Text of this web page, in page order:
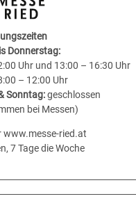
Donnerstag:
Uhr und 13:00 – 16:30 Uhr
– 12:00 Uhr
Sonntag:geschlossen
bei Messen)
www.messe-ried.at
7 Tage die Woche